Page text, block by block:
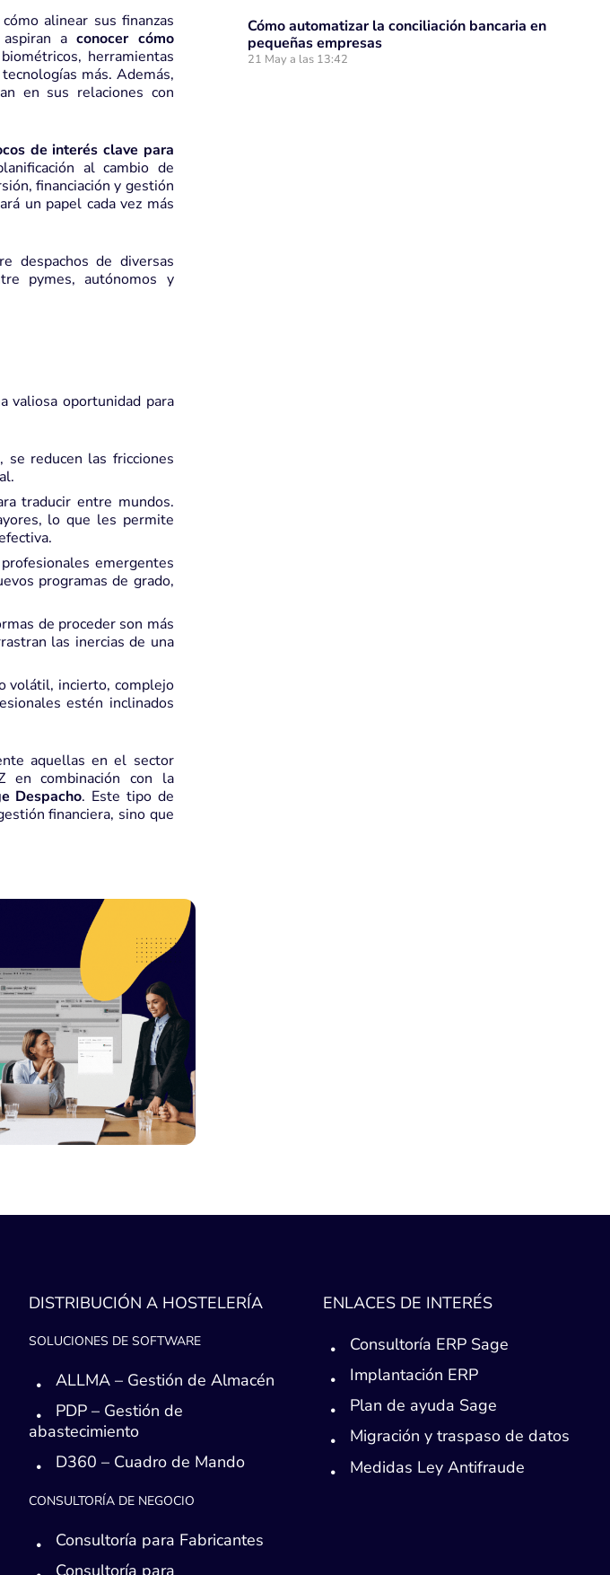
alinear sus finanzas
aspiran aconocer cómo
herramientas
más. Además,
en sus relaciones con
de interés clave para
al cambio de
financiación y gestión
un papel cada vez más
despachos de diversas
pymes, autónomos y
valiosa oportunidad para
reducen las fricciones
traducir entre mundos.
lo que les permite
emergentes
programas de grado,
de proceder son más
las inercias de una
volátil, incierto, complejo
estén inclinados
aquellas en el sector
en combinación con la
Despacho. Este tipo de
financiera, sino que
Cómo automatizar la conciliación bancaria en
pequeñas empresas
21 May a las 13:42
DISTRIBUCIÓN A HOSTELERÍA
SOLUCIONES DE SOFTWARE
ALLMA – Gestión de Almacén
PDP – Gestión de
abastecimiento
D360 – Cuadro de Mando
CONSULTORÍA DE NEGOCIO
Consultoría para Fabricantes
ENLACES DE INTERÉS
Consultoría ERP Sage
Implantación ERP
Plan de ayuda Sage
Migración y traspaso de datos
Medidas Ley Antifraude